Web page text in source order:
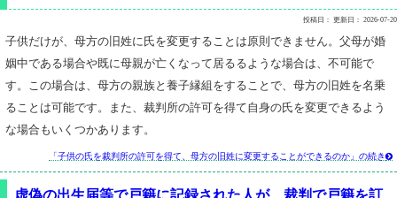
投稿日： 更新日： 2026-07-20
子供だけが、母方の旧姓に氏を変更することは原則できません。父母が婚
姻中である場合や既に母親が亡くなって居るるような場合は、不可能で
す。この場合は、母方の親族と養子縁組をすることで、母方の旧姓を名乗
ることは可能です。また、裁判所の許可を得て自身の氏を変更できるよう
な場合もいくつかあります。
「子供の氏を裁判所の許可を得て、母方の旧姓に変更することができるのか」の続き
虚偽の出生届等で戸籍に記録された人が、裁判で戸籍を訂